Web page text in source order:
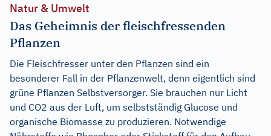
Natur & Umwelt
Das Geheimnis der fleischfressenden
Pflanzen
Die Fleischfresser unter den Pflanzen sind ein
besonderer Fall in der Pflanzenwelt, denn eigentlich sind
grüne Pflanzen Selbstversorger. Sie brauchen nur Licht
und CO2 aus der Luft, um selbstständig Glucose und
organische Biomasse zu produzieren. Notwendige